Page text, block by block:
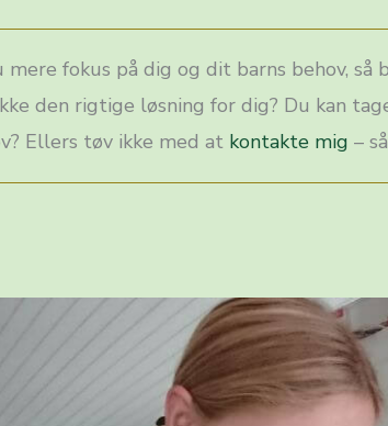
mere fokus på dig og dit barns behov, så
den rigtige løsning for dig? Du kan
Ellers tøv ikke med at kontakte mig –